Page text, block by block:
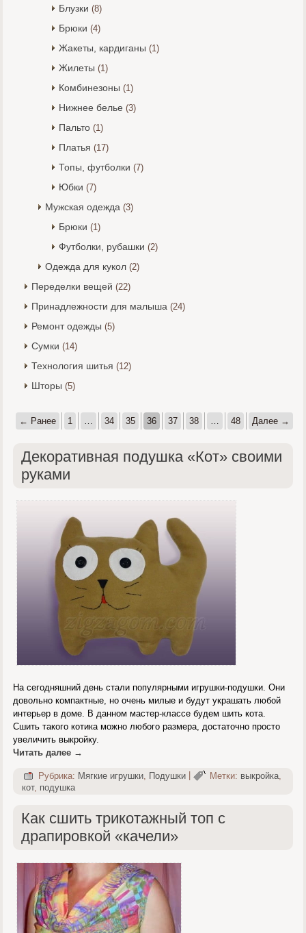
Блузки (8)
Брюки (4)
Жакеты, кардиганы (1)
Жилеты (1)
Комбинезоны (1)
Нижнее белье (3)
Пальто (1)
Платья (17)
Топы, футболки (7)
Юбки (7)
Мужская одежда (3)
Брюки (1)
Футболки, рубашки (2)
Одежда для кукол (2)
Переделки вещей (22)
Принадлежности для малыша (24)
Ремонт одежды (5)
Сумки (14)
Технология шитья (12)
Шторы (5)
← Ранее 1 … 34 35 36 37 38 … 48 Далее →
Декоративная подушка «Кот» своими
руками
На сегодняшний день стали популярными игрушки-подушки. Они
довольно компактные, но очень милые и будут украшать любой
интерьер в доме. В данном мастер-классе будем шить кота.
Сшить такого котика можно любого размера, достаточно просто
увеличить выкройку.
Читать далее →
Рубрика: Мягкие игрушки Подушки | Метки: выкройка
кот, подушка
Как сшить трикотажный топ с
драпировкой «качели»